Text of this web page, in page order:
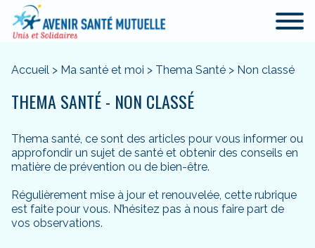
Accueil > Ma santé et moi > Thema Santé > Non classé
THEMA SANTÉ - NON CLASSÉ
Thema santé, ce sont des articles pour vous informer ou
approfondir un sujet de santé et obtenir des conseils en
matière de prévention ou de bien-être.
Régulièrement mise à jour et renouvelée, cette rubrique
est faite pour vous. N’hésitez pas à nous faire part de
vos observations.